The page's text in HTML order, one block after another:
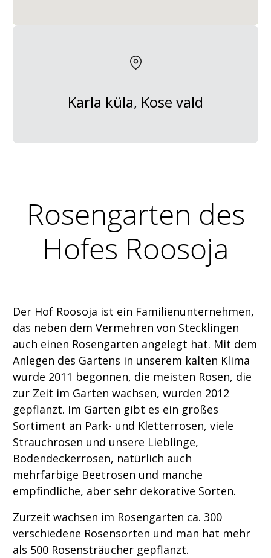
Karla küla, Kose vald
Rosengarten des
Hofes Roosoja
Der Hof Roosoja ist ein Familienunternehmen,
das neben dem Vermehren von Stecklingen
auch einen Rosengarten angelegt hat. Mit dem
Anlegen des Gartens in unserem kalten Klima
wurde 2011 begonnen, die meisten Rosen, die
zur Zeit im Garten wachsen, wurden 2012
gepflanzt. Im Garten gibt es ein großes
Sortiment an Park- und Kletterrosen, viele
Strauchrosen und unsere Lieblinge,
Bodendeckerrosen, natürlich auch
mehrfarbige Beetrosen und manche
empfindliche, aber sehr dekorative Sorten.
Zurzeit wachsen im Rosengarten ca. 300
verschiedene Rosensorten und man hat mehr
als 500 Rosensträucher gepflanzt.